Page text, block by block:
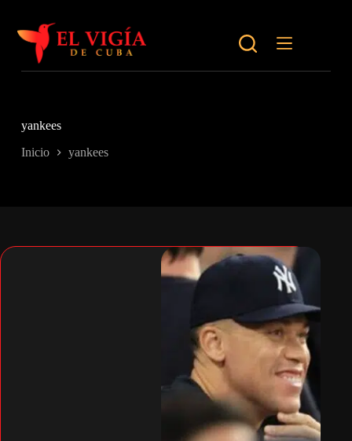
contenido
yankees
Inicio yankees